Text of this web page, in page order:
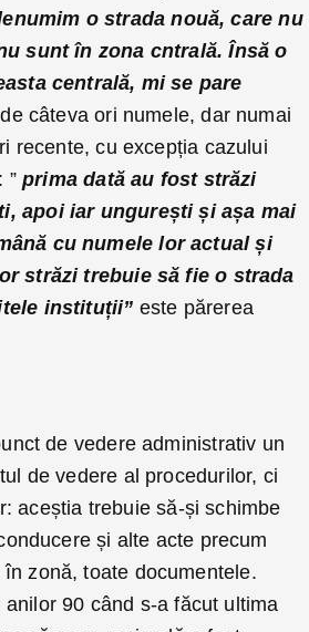
o strada nouă, care nu
sunt în zona cntrală. Însă o
centrală, mi se pare
câteva ori numele, dar numai
recente, cu excepția cazului
”prima dată au fost străzi
apoi iar ungurești și așa mai
cu numele lor actual și
străzi trebuie să fie o strada
instituții” este părerea
de vedere administrativ un
de vedere al procedurilor, ci
aceștia trebuie să-și schimbe
și alte acte precum
zonă, toate documentele.
90 când s-a făcut ultima